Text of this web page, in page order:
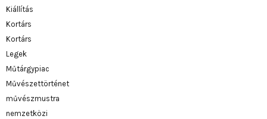
Kiállítás
Kortárs
Kortárs
Legek
Műtárgypiac
Művészettörténet
művészmustra
nemzetközi